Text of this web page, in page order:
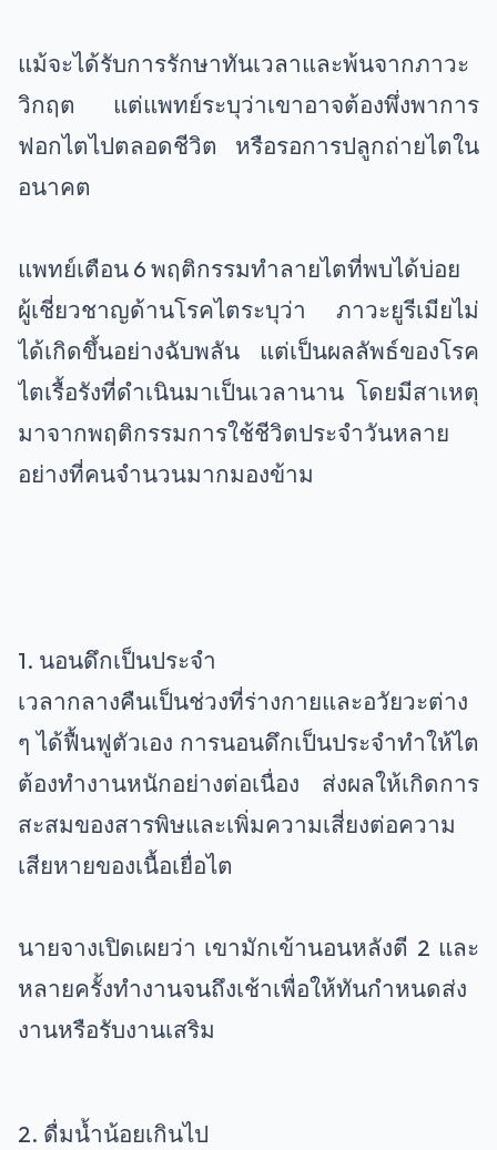
แม้จะได้รับการรักษาทันเวลาและพ้นจากภาวะ
วิกฤต แต่แพทย์ระบุว่าเขาอาจต้องพึ่งพาการ
ฟอกไตไปตลอดชีวิต หรือรอการปลูกถ่ายไตใน
อนาคต
แพทย์เตือน 6 พฤติกรรมทำลายไตที่พบได้บ่อย
ผู้เชี่ยวชาญด้านโรคไตระบุว่า ภาวะยูรีเมียไม่
ได้เกิดขึ้นอย่างฉับพลัน แต่เป็นผลลัพธ์ของโรค
ไตเรื้อรังที่ดำเนินมาเป็นเวลานาน โดยมีสาเหตุ
มาจากพฤติกรรมการใช้ชีวิตประจำวันหลาย
อย่างที่คนจำนวนมากมองข้าม
1. นอนดึกเป็นประจำ
เวลากลางคืนเป็นช่วงที่ร่างกายและอวัยวะต่าง
ๆ ได้ฟื้นฟูตัวเอง การนอนดึกเป็นประจำทำให้ไต
ต้องทำงานหนักอย่างต่อเนื่อง ส่งผลให้เกิดการ
สะสมของสารพิษและเพิ่มความเสี่ยงต่อความ
เสียหายของเนื้อเยื่อไต
นายจางเปิดเผยว่า เขามักเข้านอนหลังตี 2 และ
หลายครั้งทำงานจนถึงเช้าเพื่อให้ทันกำหนดส่ง
งานหรือรับงานเสริม
2. ดื่มน้ำน้อยเกินไป